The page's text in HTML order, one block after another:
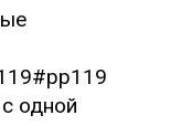
одной